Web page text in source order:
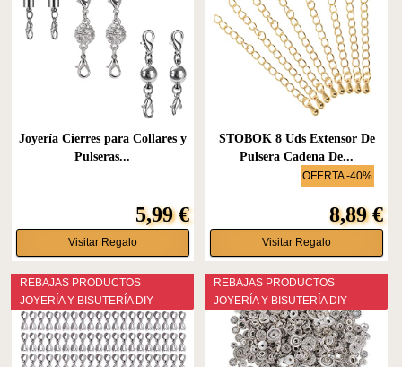
Joyería Cierres para Collares y
Pulseras...
5,99 €
Visitar Regalo
OFERTA -40%
STOBOK 8 Uds Extensor De
Pulsera Cadena De...
8,89 €
Visitar Regalo
REBAJAS PRODUCTOS
JOYERÍA Y BISUTERÍA DIY
REBAJAS PRODUCTOS
JOYERÍA Y BISUTERÍA DIY